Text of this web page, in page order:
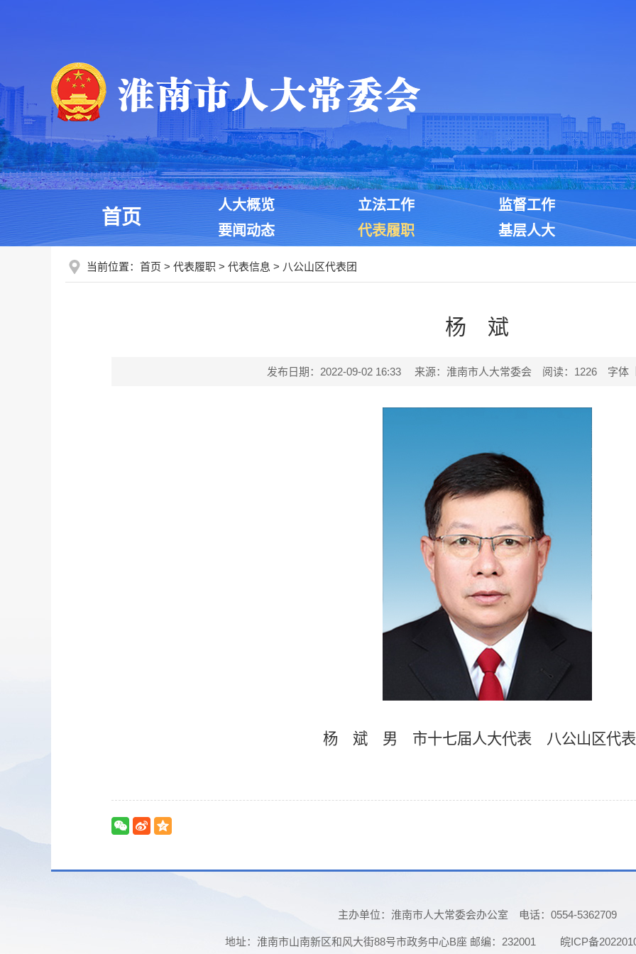
首页
人大概览 立法工作 监督工作
要闻动态
代表履职 基层人大
当前位置： 首页 > 代表履职 > 代表信息 > 八公山区代表团
杨 斌
发布日期：2022-09-02 16:33 来源：淮南市人大常委会 阅读： 1226 字体
杨 斌 男 市十七届人大代表 八公山 区代
主办单位：淮南市人大常委会办公室 电话：0554-5362709
地址：淮南市山南新区和风大街88号市政务中心B座 邮编：232001 皖ICP备